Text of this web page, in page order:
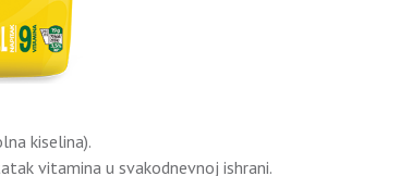
kiselina).
vitamina u svakodnevnoj ishrani.